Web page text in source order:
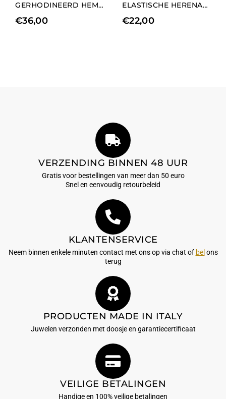
GERHODINEERD HEMATIET KETTING MET KORTE HART BEDELS ELEMENT
€36,00
ELASTISCHE HERENARMBAND IN GERHODINEERD EN NATUURLIJK HEMATIET
€22,00
VERZENDING BINNEN 48 UUR
Gratis voor bestellingen van meer dan 50 euro
Snel en eenvoudig retourbeleid
KLANTENSERVICE
Neem binnen enkele minuten contact met ons op via chat of bel ons
terug
PRODUCTEN MADE IN ITALY
Juwelen verzonden met doosje en garantiecertificaat
VEILIGE BETALINGEN
Handige en 100% veilige betalingen